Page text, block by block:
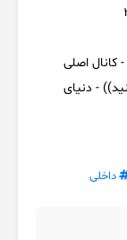
www.youtube.com/c/PESGAMERSARIAN1 - کانال اصلی
- دنیای
داخلی